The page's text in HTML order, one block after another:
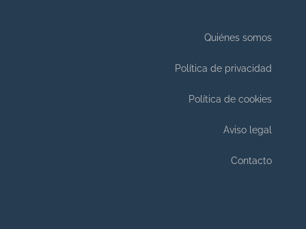
Quiénes somos
Política de privacidad
Política de cookies
Aviso legal
Contacto